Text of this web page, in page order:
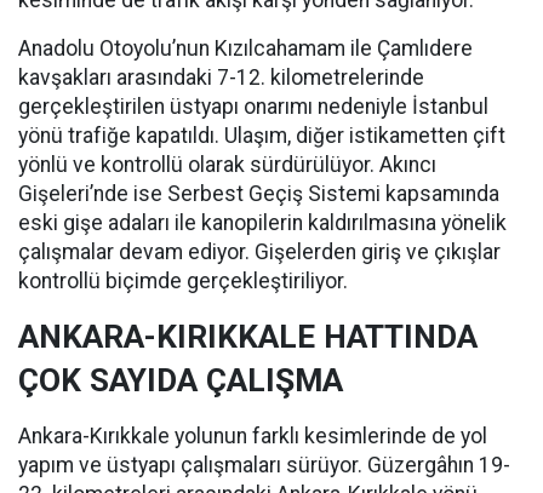
Anadolu Otoyolu’nun Kızılcahamam ile Çamlıdere
kavşakları arasındaki 7-12. kilometrelerinde
gerçekleştirilen üstyapı onarımı nedeniyle İstanbul
yönü trafiğe kapatıldı. Ulaşım, diğer istikametten çift
yönlü ve kontrollü olarak sürdürülüyor. Akıncı
Gişeleri’nde ise Serbest Geçiş Sistemi kapsamında
eski gişe adaları ile kanopilerin kaldırılmasına yönelik
çalışmalar devam ediyor. Gişelerden giriş ve çıkışlar
kontrollü biçimde gerçekleştiriliyor.
ANKARA-KIRIKKALE HATTINDA
ÇOK SAYIDA ÇALIŞMA
Ankara-Kırıkkale yolunun farklı kesimlerinde de yol
yapım ve üstyapı çalışmaları sürüyor. Güzergâhın 19-